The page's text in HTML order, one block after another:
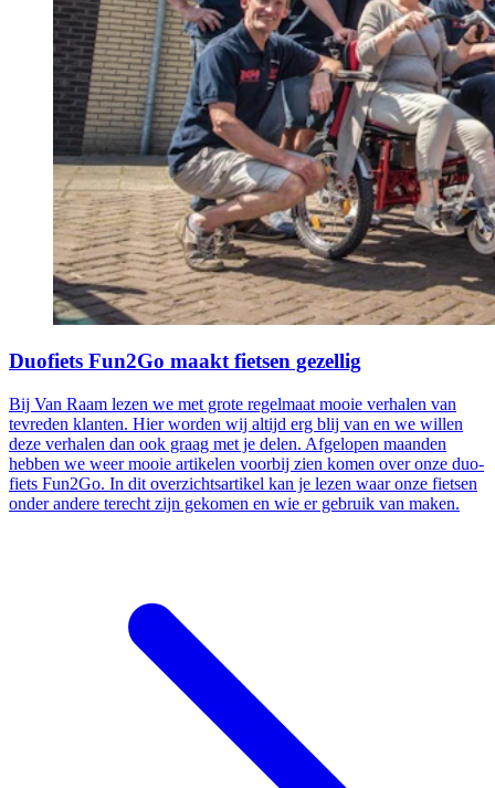
Duofiets Fun2Go maakt fietsen gezellig
Bij Van Raam lezen we met grote regelmaat mooie verhalen van
tevreden klanten. Hier worden wij altijd erg blij van en we willen
deze verhalen dan ook graag met je delen. Afgelopen maanden
hebben we weer mooie artikelen voorbij zien komen over onze duo-
fiets Fun2Go. In dit overzichtsartikel kan je lezen waar onze fietsen
onder andere terecht zijn gekomen en wie er gebruik van maken.